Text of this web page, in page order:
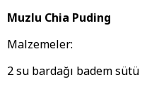
Muzlu Chia Puding
Malzemeler:
2 su bardağı badem sütü